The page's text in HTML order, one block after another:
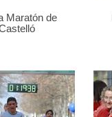
Maratón de